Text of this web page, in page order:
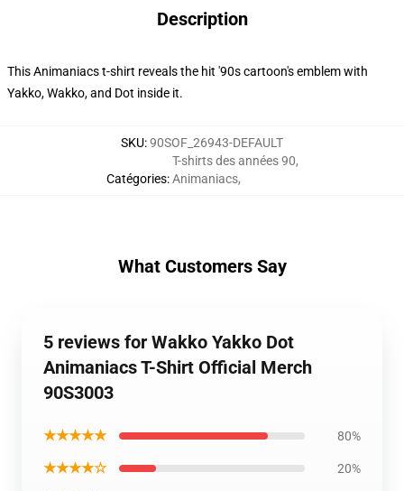
Description
This Animaniacs t-shirt reveals the hit '90s cartoon's emblem with
Yakko, Wakko, and Dot inside it.
SKU:90SOF_26943-DEFAULT
Catégories:
T-shirts des années 90,
Animaniacs,
What Customers Say
5 reviews for Wakko Yakko Dot
Animaniacs T-Shirt Official Merch
90S3003
★★★★★ 80%
★★★★☆ 20%